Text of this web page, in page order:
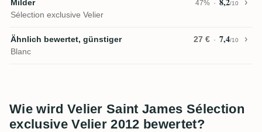
Milder 47% /10
Sélection exclusive Velier
Ähnlich bewertet, günstiger 27 € 7,4/10
Blanc
Wie wird Velier Saint James Sélection
exclusive Velier 2012 bewertet?